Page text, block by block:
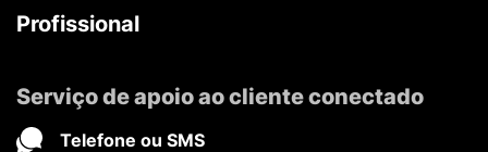
Profissional
Serviço de apoio ao cliente conectado
Telefone ou SMS